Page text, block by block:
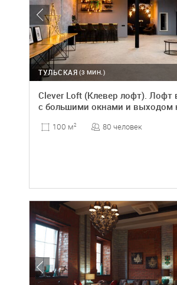
(3 МИН.)
ТУЛЬСКАЯ
Clever Loft (Клевер лофт). Лофт
с большими окнами и выходом
100 м2 80 человек